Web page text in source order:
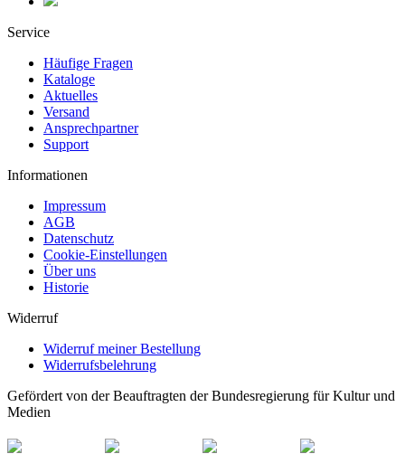
Service
Häufige Fragen
Kataloge
Aktuelles
Versand
Ansprechpartner
Support
Informationen
Impressum
AGB
Datenschutz
Cookie-Einstellungen
Über uns
Historie
Widerruf
Widerruf meiner Bestellung
Widerrufsbelehrung
Gefördert von der Beauftragten der Bundesregierung für Kultur und
Medien